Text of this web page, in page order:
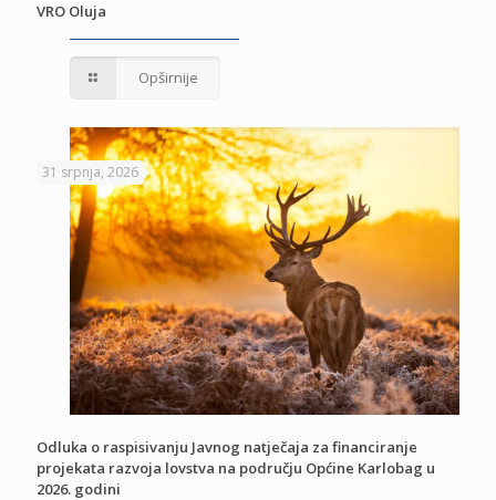
VRO Oluja
Opširnije
31 srpnja, 2026
Odluka o raspisivanju Javnog natječaja za financiranje
projekata razvoja lovstva na području Općine Karlobag u
2026. godini